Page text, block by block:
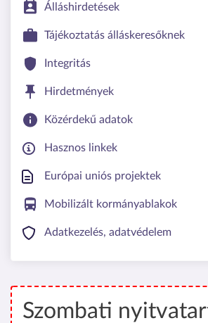
Álláshirdetések
Tájékoztatás álláskeresőknek
Integritás
Hirdetmények
Közérdekű adatok
Hasznos linkek
Európai uniós projektek
Mobilizált kormányablakok
Adatkezelés, adatvédelem
Szombati